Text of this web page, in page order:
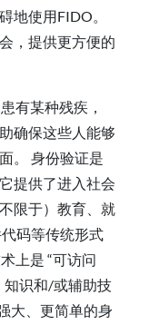
地使用FIDO。
，提供更方便的
有某种残疾，
确保这些人能够
。 身份验证是
提供了进入社会
限于）教育、就
码等传统形式
上是 “可访问
知识和/或辅助技
大、更简单的身